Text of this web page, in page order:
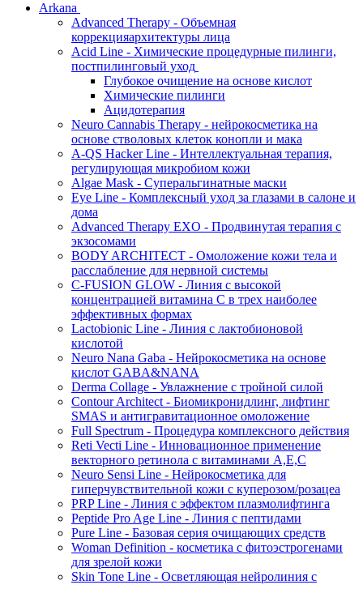
Arkana
Advanced Therapy - Объемная
коррекцияархитектуры лица
Acid Line - Химические процедурные пилинги,
постпилинговый уход
Глубокое очищение на основе кислот
Химические пилинги
Ацидотерапия
Neuro Cannabis Therapy - нейрокосметика на
основе стволовых клеток конопли и мака
A-QS Hacker Line - Интеллектуальная терапия,
регулирующая микробиом кожи
Algae Mask - Суперальгинатные маски
Eye Line - Комплексный уход за глазами в салоне и
дома
Advanced Therapy EXO - Продвинутая терапия с
экзосомами
BODY ARCHITECT - Омоложение кожи тела и
расслабление для нервной системы
C-FUSION GLOW - Линия с высокой
концентрацией витамина C в трех наиболее
эффективных формах
Lactobionic Line - Линия с лактобионовой
кислотой
Neuro Nana Gaba - Нейрокосметика на основе
кислот GABA&NANA
Derma Collage - Увлажнение с тройной силой
Contour Architect - Биомикронидлинг, лифтинг
SMAS и антигравитационное омоложение
Full Spectrum - Процедура комплексного действия
Reti Vecti Line - Инновационное применение
векторного ретинола с витаминами A,Е,С
Neuro Sensi Line - Нейрокосметика для
гиперчувствительной кожи с куперозом/розацеа
PRP Line - Линия с эффектом плазмолифтинга
Peptide Pro Age Line - Линия с пептидами
Pure Line - Базовая серия очищающих средств
Woman Definition - косметика с фитоэстрогенами
для зрелой кожи
Skin Tone Line - Осветляющая нейролиния с